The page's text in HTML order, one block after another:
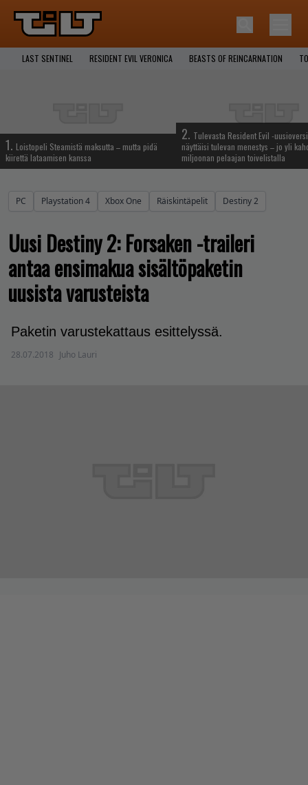
LAST SENTINEL RESIDENT EVIL VERONICA BEASTS OF REINCARNATION
1. Loistopeli Steamistä maksutta – mutta pidä
kiirettä lataamisen kanssa
2. Tulevasta Resident Evil -
näyttäisi tulevan menestys – jo yli
miljoonan pelaajan toivelistalla
PC Playstation 4 Xbox One Räiskintäpelit Destiny 2
Uusi Destiny 2: Forsaken -traileri
antaa ensimakua sisältöpaketin
uusista varusteista
Paketin varustekattaus esittelyssä.
28.07.2018 Juho Lauri